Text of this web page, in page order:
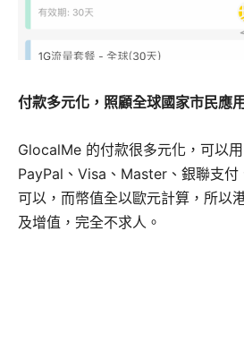
付款多元化，照顧全球國家市民應
GlocalMe 的付款很多元化，可以
PayPal、Visa、Master、銀聯支付
可以，而幣值全以歐元計算，所以
及增值，完全不求人。